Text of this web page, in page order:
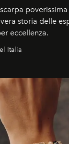
storia delle
eccellenza.
Italia